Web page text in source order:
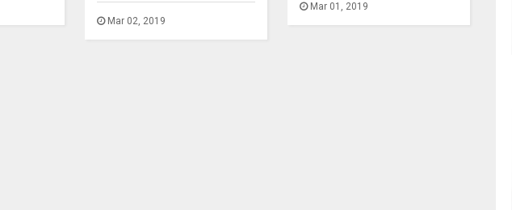
Mar 02, 2019
Mar 01, 2019